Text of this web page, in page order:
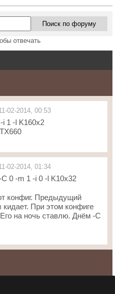
отвечать
02-2014, 00:53
i 1 -l K160x2
02-2014, 01:34
0 -m 1 -i 0 -l K10x32
конфиг. Предыдущий
кидает. При этом конфиге
на ночь ставлю. Днём -C